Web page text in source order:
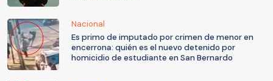
Nacional
Es primo de imputado por crimen de menor en
encerrona: quién es el nuevo detenido por
homicidio de estudiante en San Bernardo